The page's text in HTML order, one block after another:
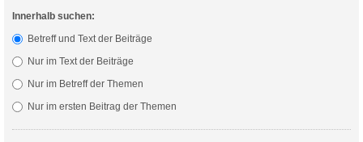
Innerhalb suchen:
Betreff und Text der Beiträge
Nur im Text der Beiträge
Nur im Betreff der Themen
Nur im ersten Beitrag der Themen